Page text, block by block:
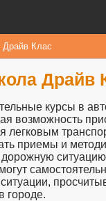
Клас
Драйв
курсы в
возможность
легковым
приемы и
дорожную
городе.